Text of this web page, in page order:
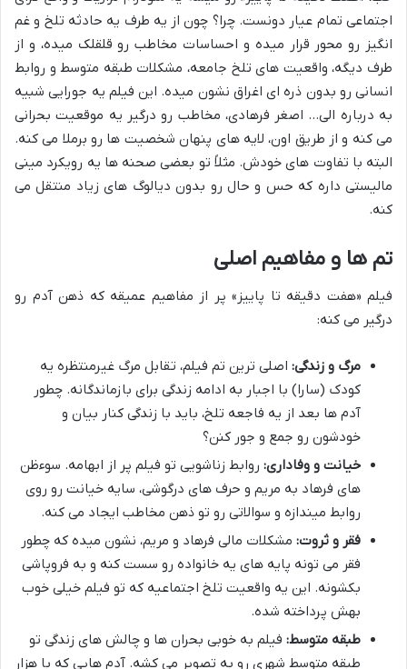
اجتماعی تمام عیار دونست. چرا؟ چون از یه طرف یه حادثه تلخ و غم
انگیز رو محور قرار میده و احساسات مخاطب رو قلقلک میده، و از
طرف دیگه، واقعیت های تلخ جامعه، مشکلات طبقه متوسط و روابط
انسانی رو بدون ذره ای اغراق نشون میده. این فیلم یه جورایی شبیه
به درباره الی… اصغر فرهادی، مخاطب رو درگیر یه موقعیت بحرانی
می کنه و از طریق اون، لایه های پنهان شخصیت ها رو برملا می کنه.
البته با تفاوت های خودش. مثلاً تو بعضی صحنه ها یه رویکرد مینی
مالیستی داره که حس و حال رو بدون دیالوگ های زیاد منتقل می
کنه.
تم ها و مفاهیم اصلی
فیلم «هفت دقیقه تا پاییز» پر از مفاهیم عمیقه که ذهن آدم رو
درگیر می کنه:
مرگ و زندگی: اصلی ترین تم فیلم، تقابل مرگ غیرمنتظره یه
کودک (سارا) با اجبار به ادامه زندگی برای بازماندگانه. چطور
آدم ها بعد از یه فاجعه تلخ، باید با زندگی کنار بیان و
خودشون رو جمع و جور کنن؟
خیانت و وفاداری: روابط زناشویی تو فیلم پر از ابهامه. سوءظن
های فرهاد به مریم و حرف های درگوشی، سایه خیانت رو روی
روابط میندازه و سوالاتی رو تو ذهن مخاطب ایجاد می کنه.
فقر و ثروت: مشکلات مالی فرهاد و مریم، نشون میده که چطور
فقر می تونه پایه های یه خانواده رو سست کنه و به فروپاشی
بکشونه. این یه واقعیت تلخ اجتماعیه که تو فیلم خیلی خوب
بهش پرداخته شده.
طبقه متوسط: فیلم به خوبی بحران ها و چالش های زندگی تو
طبقه متوسط شهری رو به تصویر می کشه. آدم هایی که با هزار